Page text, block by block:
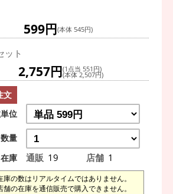
599円(本体 545円)
ット
2,757円(1点当 551円)
(本体 2,507円)
文
位
数量
在庫
通販 19 店舗 1
庫の数はリアルタイムではありません。
舗の在庫を通信販売で購入できません。